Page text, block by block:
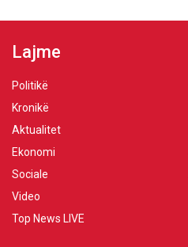
Lajme
Politikë
Kronikë
Aktualitet
Ekonomi
Sociale
Video
Top News LIVE